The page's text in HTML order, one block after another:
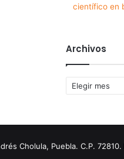
científico en
Archivos
Archivos
Cholula, Puebla. C.P.